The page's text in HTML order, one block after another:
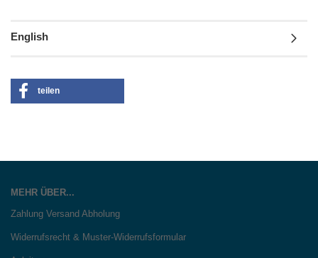
English
teilen
MEHR ÜBER...
Zahlung Versand Abholung
Widerrufsrecht & Muster-Widerrufsformular